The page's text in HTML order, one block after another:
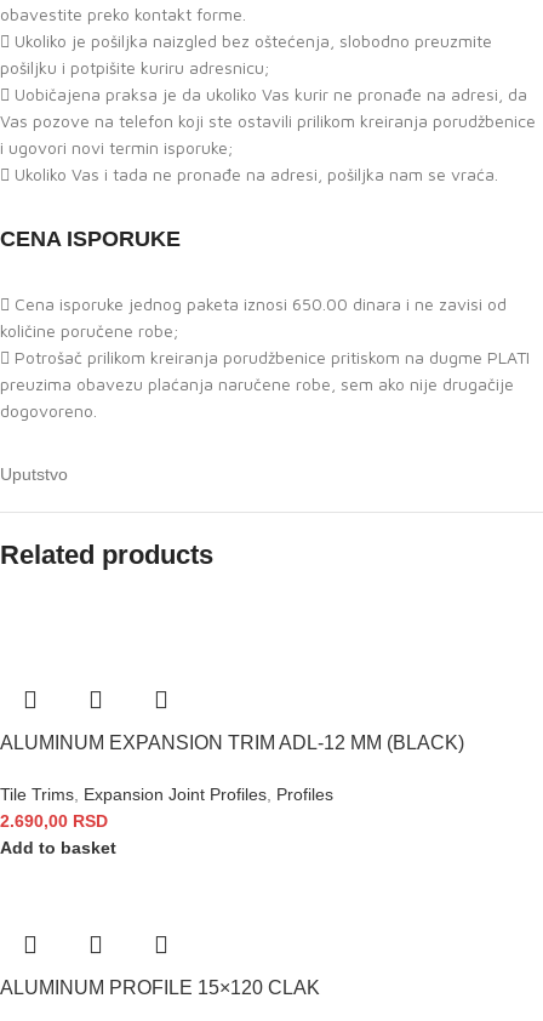
obavestite preko kontakt forme.
Ukoliko je pošiljka naizgled bez oštećenja, slobodno preuzmite
pošiljku i potpišite kuriru adresnicu;
Uobičajena praksa je da ukoliko Vas kurir ne pronađe na adresi, da
Vas pozove na telefon koji ste ostavili prilikom kreiranja porudžbenice
i ugovori novi termin isporuke;
Ukoliko Vas i tada ne pronađe na adresi, pošiljka nam se vraća.
CENA ISPORUKE
Cena isporuke jednog paketa iznosi 650.00 dinara i ne zavisi od
količine poručene robe;
Potrošač prilikom kreiranja porudžbenice pritiskom na dugme PLATI
preuzima obavezu plaćanja naručene robe, sem ako nije drugačije
dogovoreno.
Uputstvo
Related products
ALUMINUM EXPANSION TRIM ADL-12 MM (BLACK)
Tile Trims, Expansion Joint Profiles, Profiles
2.690,00 RSD
Add to basket
ALUMINUM PROFILE 15×120 CLAK